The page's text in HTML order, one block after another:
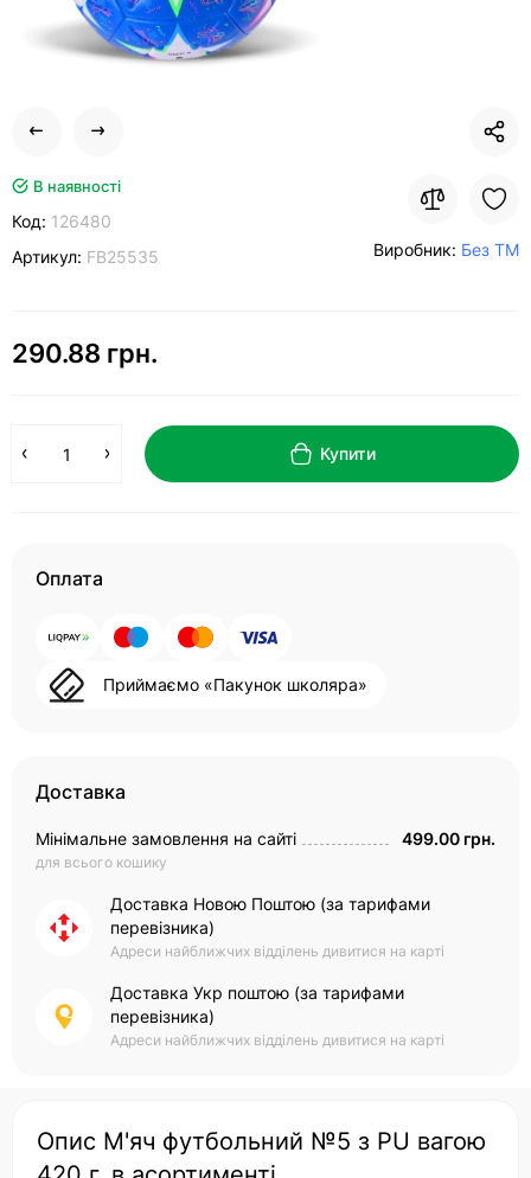
В наявності
Код: 126480
Артикул: FB25535 Виробник: Без ТМ
290.88 грн.
Купити
Оплата
Приймаємо «Пакунок школяра»
Доставка
Мінімальне замовлення на сайті
для всього кошику
499.00 грн.
Доставка Новою Поштою (за тарифами
перевізника)
Адреси найближчих відділень дивитися на карті
Доставка Укр поштою (за тарифами
перевізника)
Адреси найближчих відділень дивитися на карті
Опис М'яч футбольний №5 з PU вагою